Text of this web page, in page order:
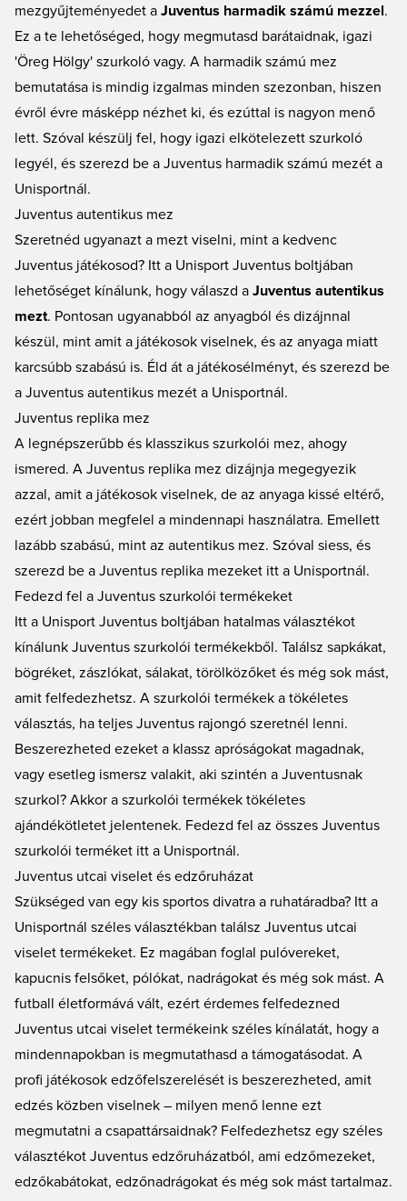
mezgyűjteményedet a Juventus harmadik számú mezzel.
Ez a te lehetőséged, hogy megmutasd barátaidnak, igazi
'Öreg Hölgy' szurkoló vagy. A harmadik számú mez
bemutatása is mindig izgalmas minden szezonban, hiszen
évről évre másképp nézhet ki, és ezúttal is nagyon menő
lett. Szóval készülj fel, hogy igazi elkötelezett szurkoló
legyél, és szerezd be a Juventus harmadik számú mezét a
Unisportnál.
Juventus autentikus mez
Szeretnéd ugyanazt a mezt viselni, mint a kedvenc
Juventus játékosod? Itt a Unisport Juventus boltjában
lehetőséget kínálunk, hogy válaszd a Juventus autentikus
mezt. Pontosan ugyanabból az anyagból és dizájnnal
készül, mint amit a játékosok viselnek, és az anyaga miatt
karcsúbb szabású is. Éld át a játékosélményt, és szerezd be
a Juventus autentikus mezét a Unisportnál.
Juventus replika mez
A legnépszerűbb és klasszikus szurkolói mez, ahogy
ismered. A Juventus replika mez dizájnja megegyezik
azzal, amit a játékosok viselnek, de az anyaga kissé eltérő,
ezért jobban megfelel a mindennapi használatra. Emellett
lazább szabású, mint az autentikus mez. Szóval siess, és
szerezd be a Juventus replika mezeket itt a Unisportnál.
Fedezd fel a Juventus szurkolói termékeket
Itt a Unisport Juventus boltjában hatalmas választékot
kínálunk Juventus szurkolói termékekből. Találsz sapkákat,
bögréket, zászlókat, sálakat, törölközőket és még sok mást,
amit felfedezhetsz. A szurkolói termékek a tökéletes
választás, ha teljes Juventus rajongó szeretnél lenni.
Beszerezheted ezeket a klassz apróságokat magadnak,
vagy esetleg ismersz valakit, aki szintén a Juventusnak
szurkol? Akkor a szurkolói termékek tökéletes
ajándékötletet jelentenek. Fedezd fel az összes Juventus
szurkolói terméket itt a Unisportnál.
Juventus utcai viselet és edzőruházat
Szükséged van egy kis sportos divatra a ruhatáradba? Itt a
Unisportnál széles választékban találsz Juventus utcai
viselet termékeket. Ez magában foglal pulóvereket,
kapucnis felsőket, pólókat, nadrágokat és még sok mást. A
futball életformává vált, ezért érdemes felfedezned
Juventus utcai viselet termékeink széles kínálatát, hogy a
mindennapokban is megmutathasd a támogatásodat. A
profi játékosok edzőfelszerelését is beszerezheted, amit
edzés közben viselnek – milyen menő lenne ezt
megmutatni a csapattársaidnak? Felfedezhetsz egy széles
választékot Juventus edzőruházatból, ami edzőmezeket,
edzőkabátokat, edzőnadrágokat és még sok mást tartalmaz.